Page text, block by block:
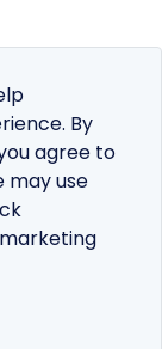
By
agree to
may use
Service.